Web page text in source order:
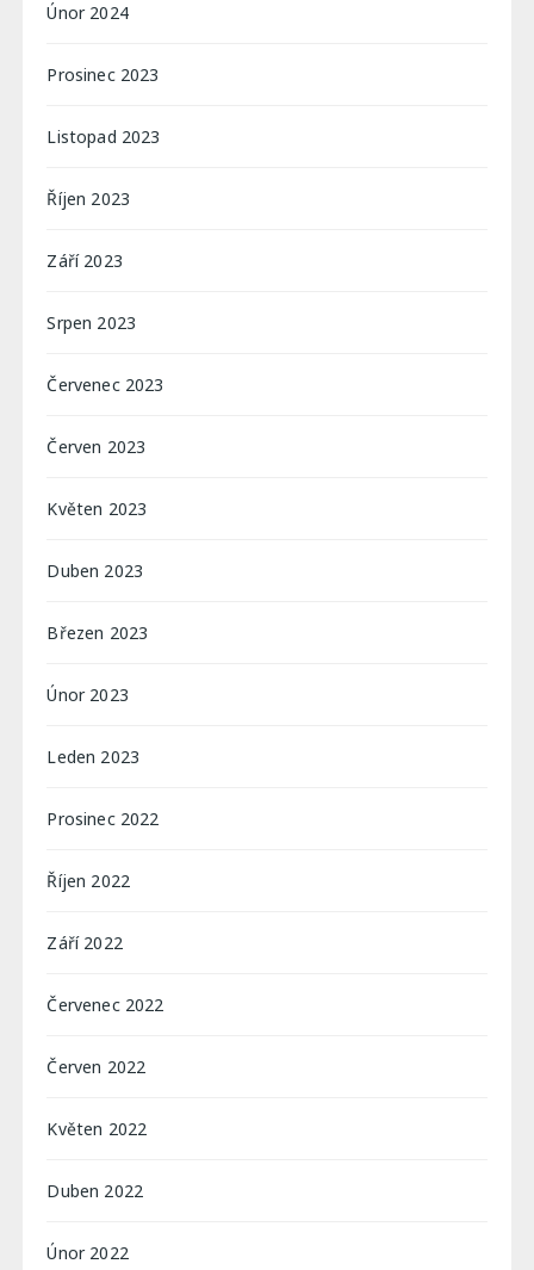
Únor 2024
Prosinec 2023
Listopad 2023
Říjen 2023
Září 2023
Srpen 2023
Červenec 2023
Červen 2023
Květen 2023
Duben 2023
Březen 2023
Únor 2023
Leden 2023
Prosinec 2022
Říjen 2022
Září 2022
Červenec 2022
Červen 2022
Květen 2022
Duben 2022
Únor 2022